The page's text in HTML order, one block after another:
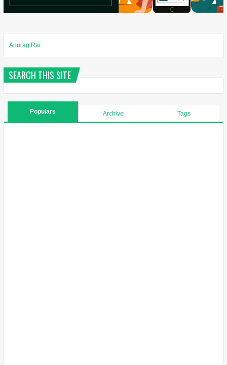
Anurag Rai
SEARCH THIS SITE
Populars Archive Tags